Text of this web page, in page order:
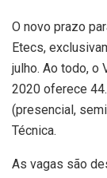
O novo prazo
Etecs,
julho. Ao todo, o
2020 oferece
(presencial,
Técnica.
As vagas são